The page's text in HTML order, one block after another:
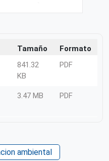
Tamaño
Formato
841.32
KB
PDF
3.47 MB PDF
ambiental